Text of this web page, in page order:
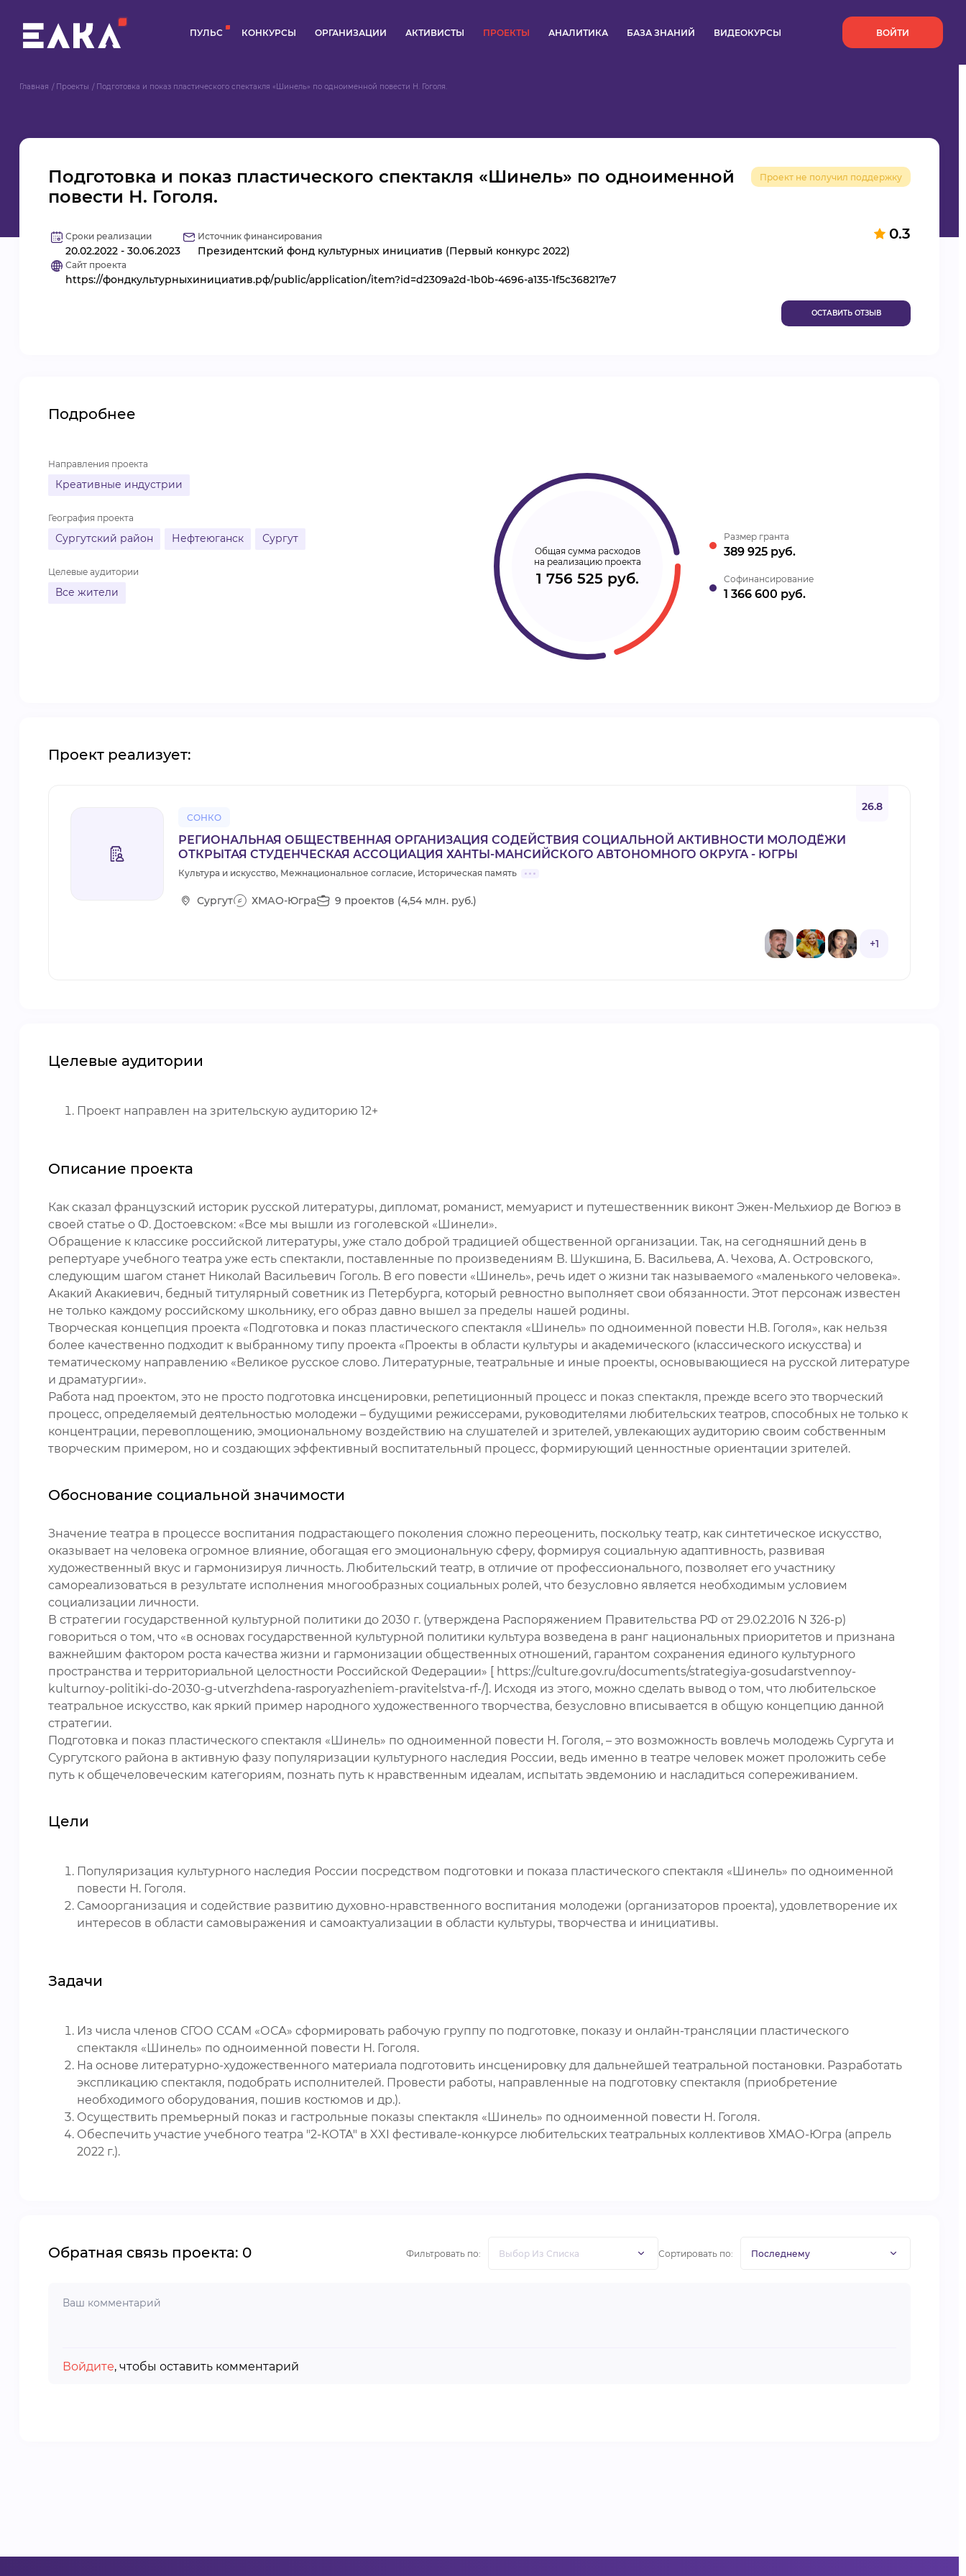
ПУЛЬС КОНКУРСЫ ОРГАНИЗАЦИИ АКТИВИСТЫ ПРОЕКТЫ АНАЛИТИКА БАЗА ЗНАНИЙ ВИДЕОКУРСЫ ВОЙТИ
ПУЛЬС
Главная Проекты Подготовка и показ пластического спектакля «Шинель» по одноименной повести Н. Гоголя.
Подготовка и показ пластического спектакля «Шинель» по одноименной
повести Н. Гоголя.
Проект не получил поддержку
0.3
Сроки реализации
20.02.2022 - 30.06.2023
Источник финансирования
Президентский фонд культурных инициатив (Первый конкурс 2022)
Сайт проекта
https://фондкультурныхинициатив.рф/public/application/item?id=d2309a2d-1b0b-4696-a135-1f5c368217e7
ОСТАВИТЬ ОТЗЫВ
Подробнее
Направления проекта
Креативные индустрии
География проекта
Сургутский район Нефтеюганск Сургут
Целевые аудитории
Все жители
Общая сумма расходов
на реализацию проекта
1 756 525 руб.
Размер гранта
389 925 руб.
Cофинансирование
1 366 600 руб.
Проект реализует:
СОНКО
26.8
РЕГИОНАЛЬНАЯ ОБЩЕСТВЕННАЯ ОРГАНИЗАЦИЯ СОДЕЙСТВИЯ СОЦИАЛЬНОЙ АКТИВНОСТИ МОЛОДЁЖИ
ОТКРЫТАЯ СТУДЕНЧЕСКАЯ АССОЦИАЦИЯ ХАНТЫ-МАНСИЙСКОГО АВТОНОМНОГО ОКРУГА - ЮГРЫ
Культура и искусство, Межнациональное согласие, Историческая память
Сургут ХМАО-Югра 9 проектов (4,54 млн. руб.)
+1
Целевые аудитории
Проект направлен на зрительскую аудиторию 12+
Описание проекта
Как сказал французский историк русской литературы, дипломат, романист, мемуарист и путешественник виконт Эжен-Мельхиор де Вогюэ в
своей статье о Ф. Достоевском: «Все мы вышли из гоголевской «Шинели».
Обращение к классике российской литературы, уже стало доброй традицией общественной организации. Так, на сегодняшний день в
репертуаре учебного театра уже есть спектакли, поставленные по произведениям В. Шукшина, Б. Васильева, А. Чехова, А. Островского,
следующим шагом станет Николай Васильевич Гоголь. В его повести «Шинель», речь идет о жизни так называемого «маленького человека».
Акакий Акакиевич, бедный титулярный советник из Петербурга, который ревностно выполняет свои обязанности. Этот персонаж известен
не только каждому российскому школьнику, его образ давно вышел за пределы нашей родины.
Творческая концепция проекта «Подготовка и показ пластического спектакля «Шинель» по одноименной повести Н.В. Гоголя», как нельзя
более качественно подходит к выбранному типу проекта «Проекты в области культуры и академического (классического искусства) и
тематическому направлению «Великое русское слово. Литературные, театральные и иные проекты, основывающиеся на русской литературе
и драматургии».
Работа над проектом, это не просто подготовка инсценировки, репетиционный процесс и показ спектакля, прежде всего это творческий
процесс, определяемый деятельностью молодежи – будущими режиссерами, руководителями любительских театров, способных не только к
концентрации, перевоплощению, эмоциональному воздействию на слушателей и зрителей, увлекающих аудиторию своим собственным
творческим примером, но и создающих эффективный воспитательный процесс, формирующий ценностные ориентации зрителей.
Обоснование социальной значимости
Значение театра в процессе воспитания подрастающего поколения сложно переоценить, поскольку театр, как синтетическое искусство,
оказывает на человека огромное влияние, обогащая его эмоциональную сферу, формируя социальную адаптивность, развивая
художественный вкус и гармонизируя личность. Любительский театр, в отличие от профессионального, позволяет его участнику
самореализоваться в результате исполнения многообразных социальных ролей, что безусловно является необходимым условием
социализации личности.
В стратегии государственной культурной политики до 2030 г. (утверждена Распоряжением Правительства РФ от 29.02.2016 N 326-р)
говориться о том, что «в основах государственной культурной политики культура возведена в ранг национальных приоритетов и признана
важнейшим фактором роста качества жизни и гармонизации общественных отношений, гарантом сохранения единого культурного
пространства и территориальной целостности Российской Федерации» [ https://culture.gov.ru/documents/strategiya-gosudarstvennoy-
kulturnoy-politiki-do-2030-g-utverzhdena-rasporyazheniem-pravitelstva-rf-/]. Исходя из этого, можно сделать вывод о том, что любительское
театральное искусство, как яркий пример народного художественного творчества, безусловно вписывается в общую концепцию данной
стратегии.
Подготовка и показ пластического спектакля «Шинель» по одноименной повести Н. Гоголя, – это возможность вовлечь молодежь Сургута и
Сургутского района в активную фазу популяризации культурного наследия России, ведь именно в театре человек может проложить себе
путь к общечеловеческим категориям, познать путь к нравственным идеалам, испытать эвдемонию и насладиться сопереживанием.
Цели
Популяризация культурного наследия России посредством подготовки и показа пластического спектакля «Шинель» по одноименной
повести Н. Гоголя.
Самоорганизация и содействие развитию духовно-нравственного воспитания молодежи (организаторов проекта), удовлетворение их
интересов в области самовыражения и самоактуализации в области культуры, творчества и инициативы.
Задачи
Из числа членов СГОО ССАМ «ОСА» сформировать рабочую группу по подготовке, показу и онлайн-трансляции пластического
спектакля «Шинель» по одноименной повести Н. Гоголя.
На основе литературно-художественного материала подготовить инсценировку для дальнейшей театральной постановки. Разработать
экспликацию спектакля, подобрать исполнителей. Провести работы, направленные на подготовку спектакля (приобретение
необходимого оборудования, пошив костюмов и др.).
Осуществить премьерный показ и гастрольные показы спектакля «Шинель» по одноименной повести Н. Гоголя.
Обеспечить участие учебного театра "2-КОТА" в XXI фестивале-конкурсе любительских театральных коллективов ХМАО-Югра (апрель
2022 г.).
Обратная связь проекта: 0 Фильтровать по: Сортировать по:
Войдите, чтобы оставить комментарий